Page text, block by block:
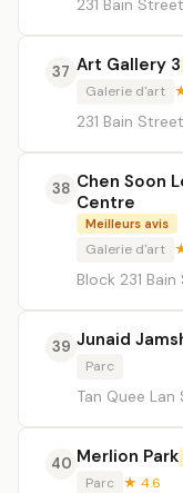
231 Bain Street
37 Art Gallery 3
Galerie d'art
231 Bain
38 Chen Soon
Centre
Meilleurs avis
Galerie d'art
Block 231
39 Junaid
Parc
Tan Quee Lan
40 Merlion Park
Parc ★ 4.6